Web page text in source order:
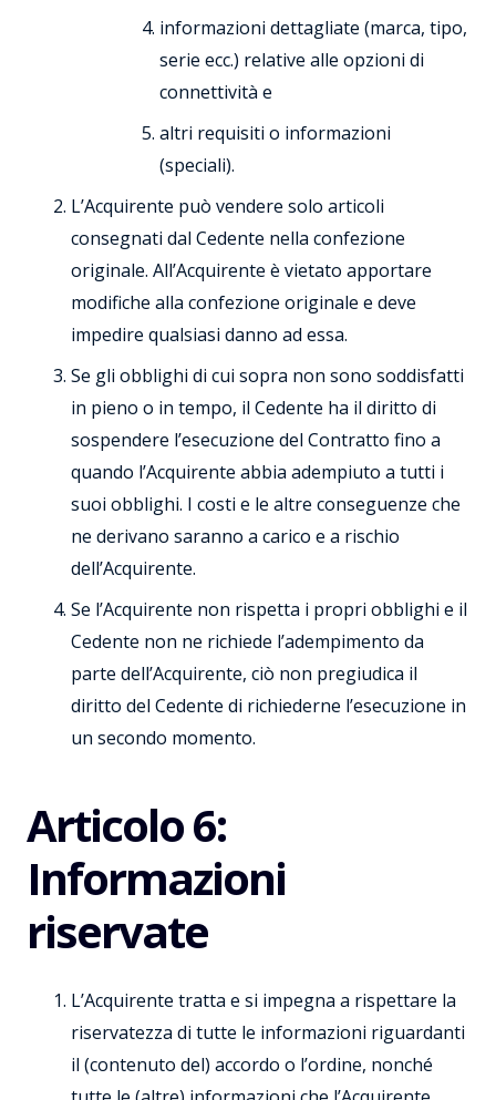
informazioni dettagliate (marca, tipo,
serie ecc.) relative alle opzioni di
connettività e
altri requisiti o informazioni
(speciali).
L’Acquirente può vendere solo articoli
consegnati dal Cedente nella confezione
originale. All’Acquirente è vietato apportare
modifiche alla confezione originale e deve
impedire qualsiasi danno ad essa.
Se gli obblighi di cui sopra non sono soddisfatti
in pieno o in tempo, il Cedente ha il diritto di
sospendere l’esecuzione del Contratto fino a
quando l’Acquirente abbia adempiuto a tutti i
suoi obblighi. I costi e le altre conseguenze che
ne derivano saranno a carico e a rischio
dell’Acquirente.
Se l’Acquirente non rispetta i propri obblighi e il
Cedente non ne richiede l’adempimento da
parte dell’Acquirente, ciò non pregiudica il
diritto del Cedente di richiederne l’esecuzione in
un secondo momento.
Articolo 6:
Informazioni
riservate
L’Acquirente tratta e si impegna a rispettare la
riservatezza di tutte le informazioni riguardanti
il (contenuto del) accordo o l’ordine, nonché